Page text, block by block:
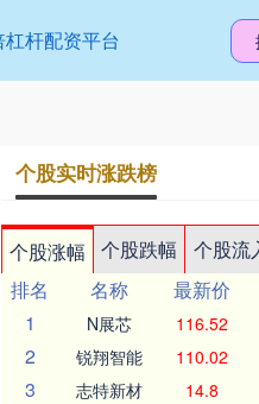
杆配资平台
个股实时涨跌榜
个股涨幅 个股跌幅 个股流
排名
名称 最新价
1
N展芯 116.52
2 锐翔智能 110.02
3 志特新材 14.8